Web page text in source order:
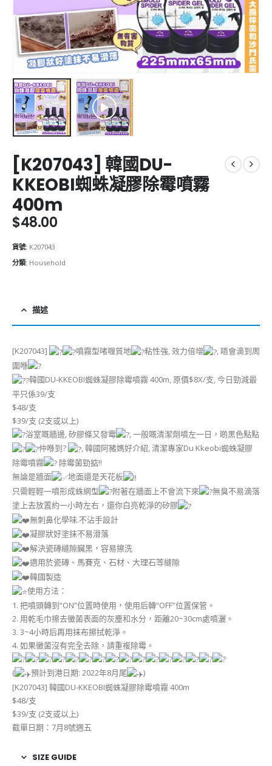
[K207043] 韓國DU-
KKEOBI蜘蛛凝膠除霉噴霧
400m
$48.00
貨號: K207043
分類: Household
描述
[K207043] 噴霧型啫喱質地 粘性強, 效力倍增
, 唔會滴到周
圍喺
韓國DU-KKEOBI蜘蛛凝膠除霉噴霧 400m, 原價$8X/支, 今日勁減最
平只係39/支
$48/支
$39/支 (2支或以上)
浴室嘅牆邊, 矽膠條又發霉
, 一般嘅清潔劑噴左一日，啲黑色點點
仲喺到?
, 韓國阿豬媽好介紹, 清潔專家Du Kkeobi蜘蛛凝膠
除霉噴霧
除霉菌勁掂!!
無論是牆面
地面還是天花板
只需輕輕一噴形成蛛網型
附著在牆面上不會流下來
無臭不易滴落
塗上去放置約一小時左右，還你白亮乾淨的矽膠
無刺鼻化學味.不沾手設計
凝膠狀好塗抹不易滑落
解決瓷磚縫隙臟黑，容易擦洗
適用於瓷磚、馬賽克、石材、大理石等縫隙
韓國製造
使用方法：
1. 把噴頭轉到“ON”位置時使用，使用后轉“OFF”位置保管。
2. 用乾毛巾擦去黴菌表面的灰塵和水分，距離20~30cm處噴灑。
3. 3~4小時后再用抹布擦拭乾淨。
4. 如果黴菌沒有完全去除，請重複除霉。
( 預計到港日期: 2022年8月尾
)
[K207043] 韓國DU-KKEOBI蜘蛛凝膠除霉噴霧 400m
$48/支
$39/支 (2支或以上)
截單日期：7月8號週五
SIZE GUIDE